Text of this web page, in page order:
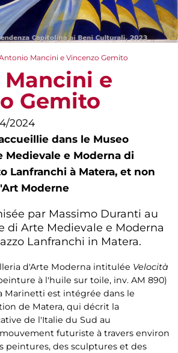
Mancini e Vincenzo Gemito
e
Gemito
2024
dans le Museo
Medievale e Moderna di
Lanfranchi à Matera, et non
Moderne
par Massimo Duranti au
di Arte Medievale e Moderna
Lanfranchi in Matera.
d'Arte Moderna intitulée Velocità
à l'huile sur toile, inv. AM 890)
Marinetti est intégrée dans le
de Matera, qui décrit la
de l'Italie du Sud au
futuriste à travers environ
peintures, des sculptures et des